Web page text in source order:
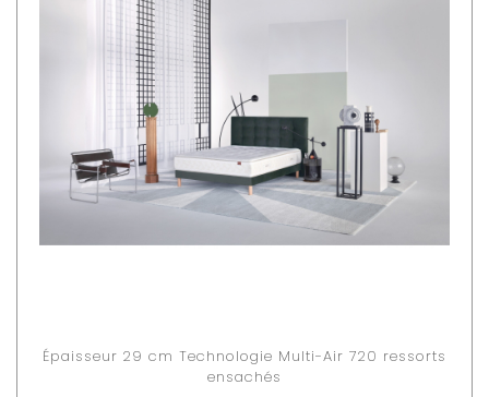
Épaisseur 29 cm Technologie Multi-Air 720 ressorts
ensachés